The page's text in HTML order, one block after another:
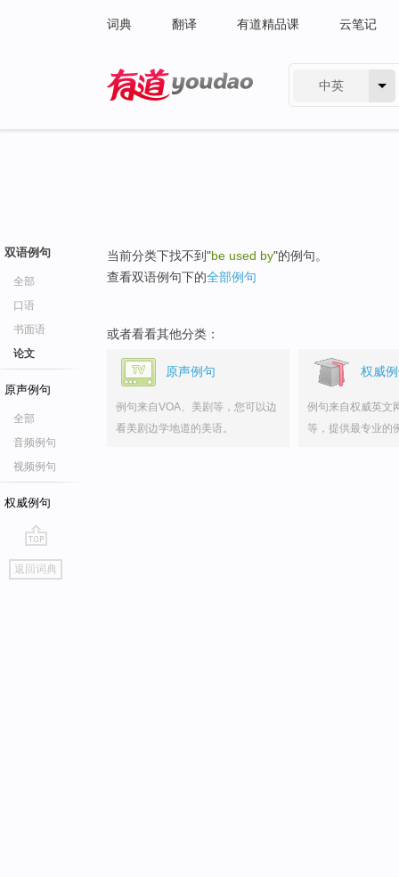
词典 翻译 有道精品课 云笔记
中英
双语例句
全部
口语
书面语
论文
原声例句
全部
音频例句
视频例句
权威例句
go
top
返回词典
当前分类下找不到"be used by"的例句。
查看双语例句下的全部例句
或者看看其他分类：
原声例句
例句来自VOA、美剧等，您可以边
看美剧边学地道的美语。
权威
例句来自权威英文
等，提供最专业的